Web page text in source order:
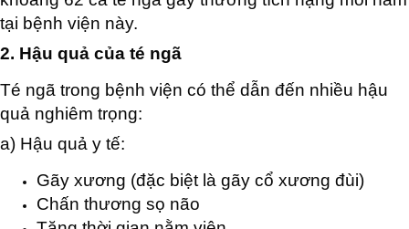
tại bệnh viện này.
2. Hậu quả của té ngã
Té ngã trong bệnh viện có thể dẫn đến nhiều hậu
quả nghiêm trọng:
a) Hậu quả y tế:
Gãy xương (đặc biệt là gãy cổ xương đùi)
Chấn thương sọ não